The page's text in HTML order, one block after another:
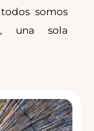
somos
una sola